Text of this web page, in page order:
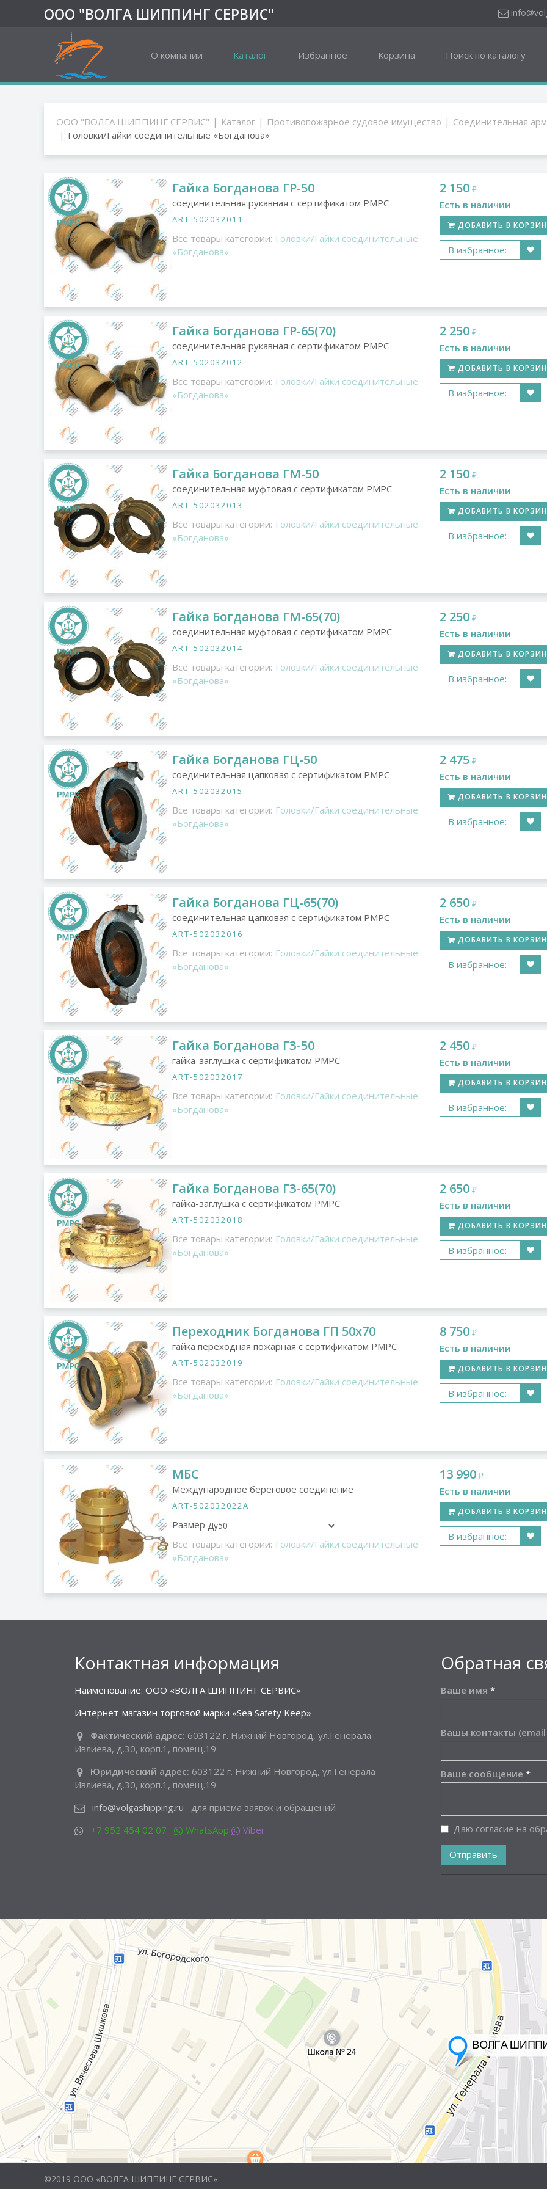
ООО "ВОЛГА ШИППИНГ СЕРВИС"
О компании Каталог Избранное Корзина Поиск по каталогу
ООО "ВОЛГА ШИППИНГ СЕРВИС" Каталог Противопожарное судовое имущество
Соединительная
Головки/Гайки соединительные «Богданова»
2 150 ₽
Есть в наличии
ДОБАВИТЬ В
В избранное:
Гайка Богданова ГР-50
соединительная рукавная с сертификатом РМРС
ART-502032011
Все товары категории: Головки/Гайки соединительные
«Богданова»
2 250 ₽
Есть в наличии
ДОБАВИТЬ В
В избранное:
Гайка Богданова ГР-65(70)
соединительная рукавная с сертификатом РМРС
ART-502032012
Все товары категории: Головки/Гайки соединительные
«Богданова»
2 150 ₽
Есть в наличии
ДОБАВИТЬ В
В избранное:
Гайка Богданова ГМ-50
соединительная муфтовая с сертификатом РМРС
ART-502032013
Все товары категории: Головки/Гайки соединительные
«Богданова»
2 250 ₽
Есть в наличии
ДОБАВИТЬ В
В избранное:
Гайка Богданова ГМ-65(70)
соединительная муфтовая с сертификатом РМРС
ART-502032014
Все товары категории: Головки/Гайки соединительные
«Богданова»
2 475 ₽
Есть в наличии
ДОБАВИТЬ В
В избранное:
Гайка Богданова ГЦ-50
соединительная цапковая с сертификатом РМРС
ART-502032015
Все товары категории: Головки/Гайки соединительные
«Богданова»
2 650 ₽
Есть в наличии
ДОБАВИТЬ В
В избранное:
Гайка Богданова ГЦ-65(70)
соединительная цапковая с сертификатом РМРС
ART-502032016
Все товары категории: Головки/Гайки соединительные
«Богданова»
2 450 ₽
Есть в наличии
ДОБАВИТЬ В
В избранное:
Гайка Богданова ГЗ-50
гайка-заглушка с сертификатом РМРС
ART-502032017
Все товары категории: Головки/Гайки соединительные
«Богданова»
2 650 ₽
Есть в наличии
ДОБАВИТЬ В
В избранное:
Гайка Богданова ГЗ-65(70)
гайка-заглушка с сертификатом РМРС
ART-502032018
Все товары категории: Головки/Гайки соединительные
«Богданова»
8 750 ₽
Есть в наличии
ДОБАВИТЬ В
В избранное:
Переходник Богданова ГП 50х70
гайка переходная пожарная с сертификатом РМРС
ART-502032019
Все товары категории: Головки/Гайки соединительные
«Богданова»
13 990 ₽
Есть в наличии
ДОБАВИТЬ В
В избранное:
МБС
Международное береговое соединение
ART-502032022A
Размер
Все товары категории: Головки/Гайки соединительные
«Богданова»
Контактная информация
Наименование: ООО «ВОЛГА ШИППИНГ СЕРВИС»
Интернет-магазин торговой марки «Sea Safety Keep»
Фактический адрес: 603122 г. Нижний Новгород, ул.Генерала
Ивлиева, д.30, корп.1, помещ.19
Юридический адрес: 603122 г. Нижний Новгород, ул.Генерала
Ивлиева, д.30, корп.1, помещ.19
info@volgashipping.ru для приема заявок и обращений
+7 952 454 02 07
WhatsApp Viber
Обратная
Ваше имя *
Вашы контакты
Ваше сообщение *
Даю согласие на
Отправить
.
©2019 ООО «ВОЛГА ШИППИНГ СЕРВИС»